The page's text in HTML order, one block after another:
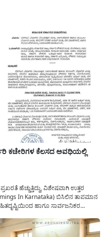
ಕಚೇರಿಗಳ ಕೆಲಸದ ಅವಧಿಯಲ್ಲಿ
ಹೆಚ್ಚುತ್ತಿದ್ದು, ವಿಶೇಷವಾಗಿ ಉತ್ತರ
In Karnataka) ಬಿಸಿಲಿನ ತಾಪಮಾನ
ಹಾಗೂ ಸಾರ್ವಜನಿಕರ